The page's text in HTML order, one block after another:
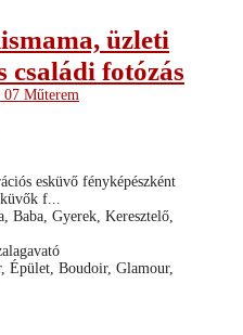
üzleti
családi fotózás
07 Műterem
esküvő fényképészként
f...
Baba, Gyerek, Keresztelő,
Boudoir, Glamour,